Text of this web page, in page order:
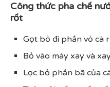
Công thức pha chế
rốt
Gọt bỏ đi phần vỏ cà
Bỏ vào máy xay và
Lọc bỏ phần bã của